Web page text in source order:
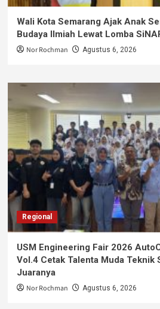
Wali Kota Semarang Ajak Anak
Budaya Ilmiah Lewat Lomba
Nor Rochman Agustus 6, 2026
Regional
USM Engineering Fair 2026
Vol.4 Cetak Talenta Muda Teknik
Juaranya
Nor Rochman Agustus 6, 2026